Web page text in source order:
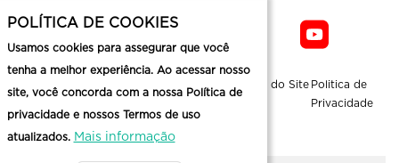
Mapa do Site Politica de
Privacidade
POLÍTICA DE COOKIES
Usamos cookies para assegurar que você
tenha a melhor experiência. Ao acessar nosso
site, você concorda com a nossa Política de
privacidade e nossos Termos de uso
atualizados. Mais informação